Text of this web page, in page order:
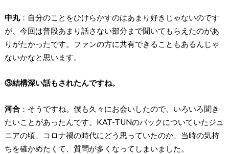
中丸：自分のことをひけらかすのはあまり好きじゃないのです
が、今回は普段あまり話さない部分まで聞いてもらえたのがあ
りがたかったです。ファンの方に共有できることもあるんじゃ
ないかなと思います。
③結構深い話もされたんですね。
河合：そうですね。僕も久々にお会いしたので、いろいろ聞き
たいことがあったんです。KAT-TUNのバックについていたジュ
ニアの頃、コロナ禍の時代にどう思っていたのか、当時の気持
ちを確かめたくて、質問が多くなってしまいました。